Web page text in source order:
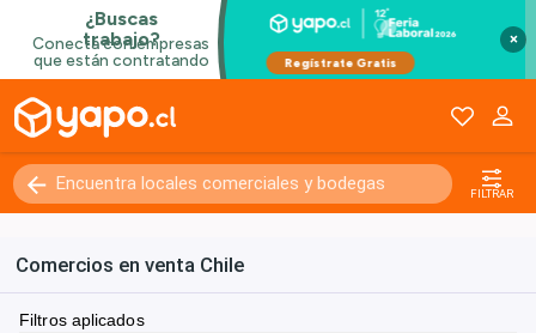
×
FILTRAR
Comercios en venta Chile
Filtros aplicados